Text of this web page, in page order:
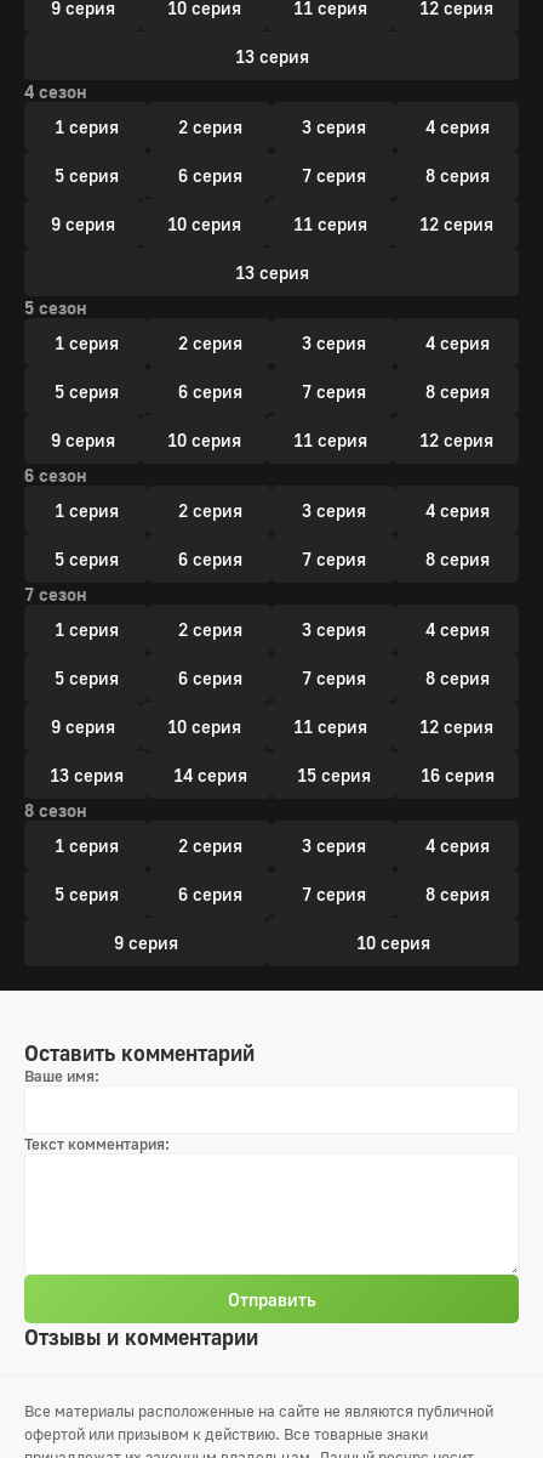
9 серия 10 серия 11 серия 12 серия
13 серия
4 сезон
1 серия
2 серия 3 серия 4 серия
5 серия 6 серия 7 серия 8 серия
9 серия 10 серия 11 серия 12 серия
13 серия
5 сезон
1 серия
2 серия 3 серия 4 серия
5 серия 6 серия 7 серия 8 серия
9 серия 10 серия 11 серия
12 серия
6 сезон
1 серия
2 серия 3 серия 4 серия
5 серия 6 серия 7 серия
8 серия
7 сезон
1 серия
2 серия 3 серия 4 серия
5 серия 6 серия 7 серия 8 серия
9 серия 10 серия 11 серия 12 серия
13 серия 14 серия 15 серия
16 серия
8 сезон
1 серия
2 серия 3 серия 4 серия
5 серия 6 серия 7 серия 8 серия
9 серия 10 серия
Отзывы и комментарии
Оставить комментарий
Ваше имя:
Текст комментария:
Отправить
Все материалы расположенные на сайте не являются публичной
офертой или призывом к действию. Все товарные знаки